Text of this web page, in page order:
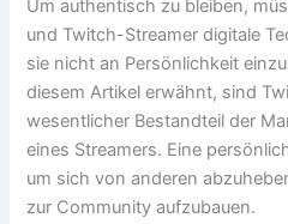
Um authentisch zu bleiben,
und Twitch-Streamer digitale
sie nicht an Persönlichkeit
diesem Artikel erwähnt, sind
wesentlicher Bestandteil der
eines Streamers. Eine
um sich von anderen
zur Community aufzubauen.